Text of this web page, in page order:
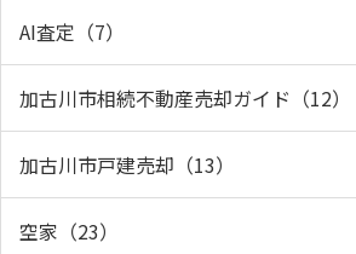
AI査定（7）
加古川市相続不動産売却ガイド（12）
加古川市戸建売却（13）
空家（23）